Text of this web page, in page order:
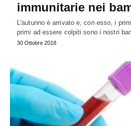
immunitarie nei
L'autunno è arrivato e, con esso, i
primi ad essere colpiti sono i nostri
30 Ottobre 2018